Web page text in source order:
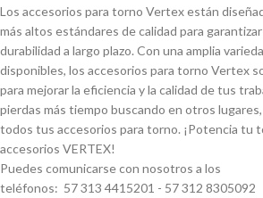
Los accesorios para torno Vertex están
más altos estándares de calidad para
durabilidad a largo plazo. Con una amplia
disponibles, los accesorios para torno Vertex
para mejorar la eficiencia y la calidad de tus
pierdas más tiempo buscando en otros
todos tus accesorios para torno. ¡Potencia tu
accesorios VERTEX!
Puedes comunicarse con nosotros a los
teléfonos: 57 313 4415201 - 57 312 8305092